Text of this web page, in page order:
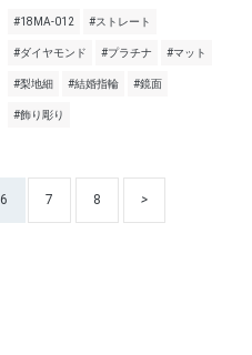
#18MA-012 #ストレート
#ダイヤモンド #プラチナ #マット
#梨地細 #結婚指輪 #鏡面
#飾り彫り
6 7 8 >